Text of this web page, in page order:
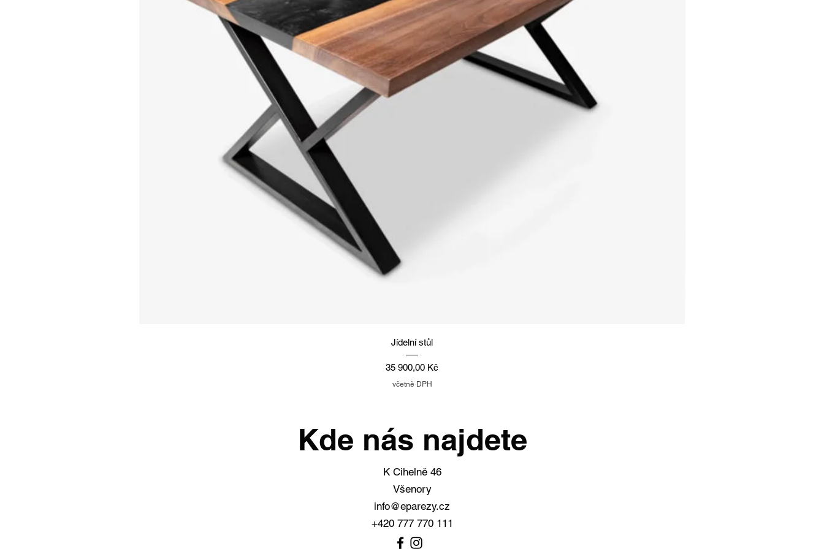
Rychlý náhled
Jídelní stůl
Cena
35 900,00 Kč
včetně DPH
Kde nás najdete
K Cihelně 46
Všenory
info@eparezy.cz
+420 777 770 111